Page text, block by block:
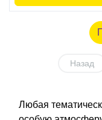
Назад
Любая